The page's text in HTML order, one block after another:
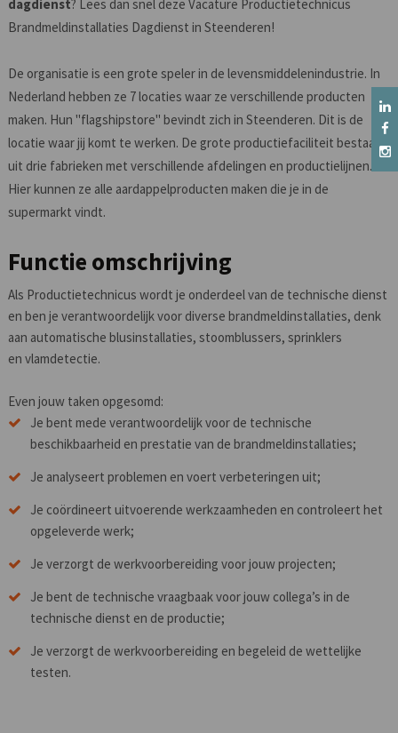
dagdienst? Lees dan snel deze Vacature Productietechnicus
Brandmeldinstallaties Dagdienst in Steenderen!
De organisatie is een grote speler in de levensmiddelenindustrie. In
Nederland hebben ze 7 locaties waar ze verschillende producten
maken. Hun "flagshipstore" bevindt zich in Steenderen. Dit is de
locatie waar jij komt te werken. De grote productiefaciliteit bestaat
uit drie fabrieken met verschillende afdelingen en productielijnen.
Hier kunnen ze alle aardappelproducten maken die je in de
supermarkt vindt.
Functie omschrijving
Als Productietechnicus wordt je onderdeel van de technische dienst
en ben je verantwoordelijk voor diverse brandmeldinstallaties, denk
aan automatische blusinstallaties, stoomblussers, sprinklers
en vlamdetectie.
Even jouw taken opgesomd:
Je bent mede verantwoordelijk voor de technische
beschikbaarheid en prestatie van de brandmeldinstallaties;
Je analyseert problemen en voert verbeteringen uit;
Je coördineert uitvoerende werkzaamheden en controleert het
opgeleverde werk;
Je verzorgt de werkvoorbereiding voor jouw projecten;
Je bent de technische vraagbaak voor jouw collega’s in de
technische dienst en de productie;
Je verzorgt de werkvoorbereiding en begeleid de wettelijke
testen.